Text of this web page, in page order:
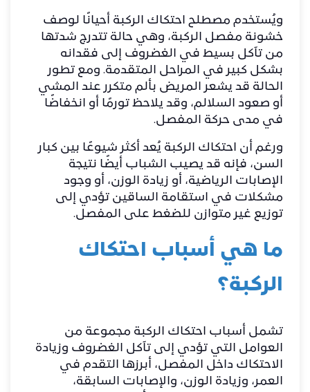
ويُستخدم مصطلح احتكاك الركبة أحيانًا لوصف
خشونة مفصل الركبة، وهي حالة تتدرج شدتها
من تآكل بسيط في الغضروف إلى فقدانه
بشكل كبير في المراحل المتقدمة. ومع تطور
الحالة قد يشعر المريض بألم متكرر عند المشي
أو صعود السلالم، وقد يلاحظ تورمًا أو انخفاضًا
في مدى حركة المفصل.
ورغم أن احتكاك الركبة يُعد أكثر شيوعًا بين كبار
السن، فإنه قد يصيب الشباب أيضًا نتيجة
الإصابات الرياضية، أو زيادة الوزن، أو وجود
مشكلات في استقامة الساقين تؤدي إلى
توزيع غير متوازن للضغط على المفصل.
ما هي أسباب احتكاك
الركبة؟
تشمل أسباب احتكاك الركبة مجموعة من
العوامل التي تؤدي إلى تآكل الغضروف وزيادة
الاحتكاك داخل المفصل، أبرزها التقدم في
العمر، وزيادة الوزن، والإصابات السابقة،